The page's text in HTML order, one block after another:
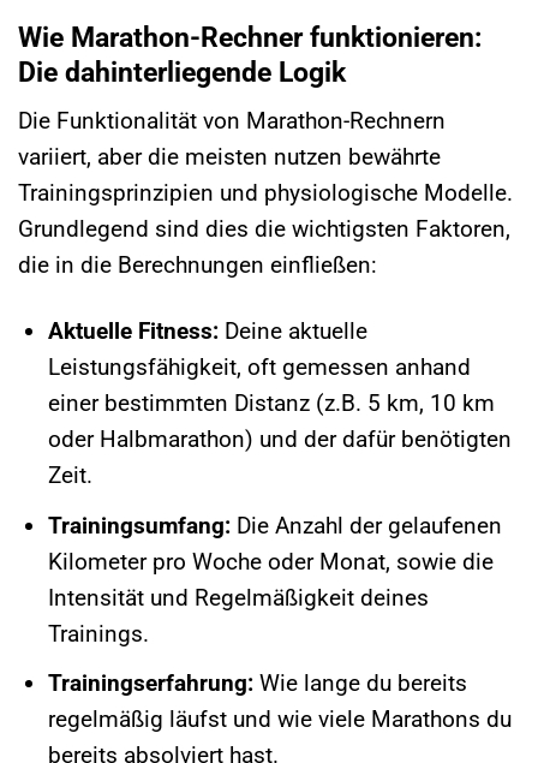
Wie Marathon-Rechner funktionieren:
Die dahinterliegende Logik
Die Funktionalität von Marathon-Rechnern
variiert, aber die meisten nutzen bewährte
Trainingsprinzipien und physiologische Modelle.
Grundlegend sind dies die wichtigsten Faktoren,
die in die Berechnungen einfließen:
Aktuelle Fitness:Deine aktuelle
Leistungsfähigkeit, oft gemessen anhand
einer bestimmten Distanz (z.B. 5 km, 10 km
oder Halbmarathon) und der dafür benötigten
Zeit.
Trainingsumfang:Die Anzahl der gelaufenen
Kilometer pro Woche oder Monat, sowie die
Intensität und Regelmäßigkeit deines
Trainings.
Trainingserfahrung:Wie lange du bereits
regelmäßig läufst und wie viele Marathons du
bereits absolviert hast.